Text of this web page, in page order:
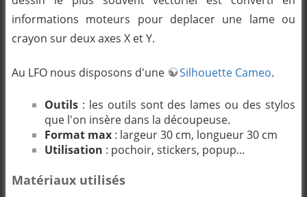
informations moteurs pour deplacer une lame ou
crayon sur deux axes X et Y.
Au LFO nous disposons d'une Silhouette Cameo.
Outils : les outils sont des lames ou des stylos
que l'on insère dans la découpeuse.
Format max : largeur 30 cm, longueur 30 cm
Utilisation : pochoir, stickers, popup…
Matériaux utilisés